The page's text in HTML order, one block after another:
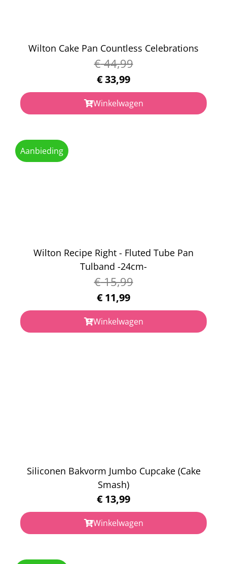
Wilton Cake Pan Countless Celebrations
€44,99
€33,99
Winkelwagen
Aanbieding
Wilton Recipe Right - Fluted Tube Pan
Tulband -24cm-
€15,99
€ 11,99
Winkelwagen
Siliconen Bakvorm Jumbo Cupcake (Cake
Smash)
€ 13,99
Winkelwagen